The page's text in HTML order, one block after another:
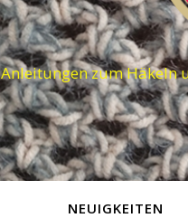
Anleitungen zum Häkeln
NEUIGKEITEN